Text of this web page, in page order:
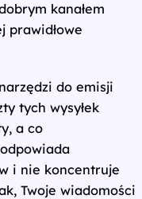
kanałem
prawidłowe
do emisji
tych wysyłek
a co
i nie koncentruje
Twoje wiadomości